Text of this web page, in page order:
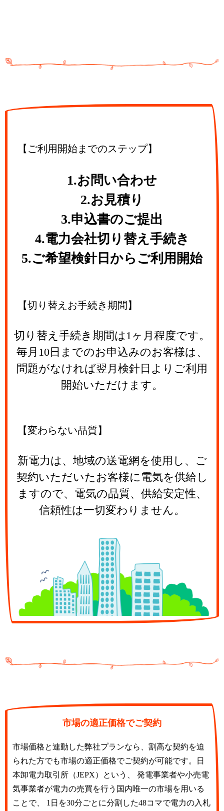
【ご利用開始までのステップ】
1.お問い合わせ
2.お見積り
3.申込書のご提出
4.電力会社切り替え手続き
5.ご希望検針日からご利用開始
【切り替えお手続き期間】
切り替え手続き期間は1ヶ月程度です。
毎月10日までのお申込みのお客様は、
問題がなければ翌月検針日よりご利用
開始いただけます。
【変わらない品質】
新電力は、地域の送電網を使用し、ご
契約いただいたお客様に電気を供給し
ますので、電気の品質、供給安定性、
信頼性は一切変わりません。
市場の適正価格でご契約
市場価格と連動した弊社プランなら、割高な契約を迫
られた方でも市場の適正価格でご契約が可能です。日
本卸電力取引所（JEPX）という、 発電事業者や小売電
気事業者が電力の売買を行う国内唯一の市場を用いる
ことで、 1日を30分ごとに分割した48コマで電力の入札